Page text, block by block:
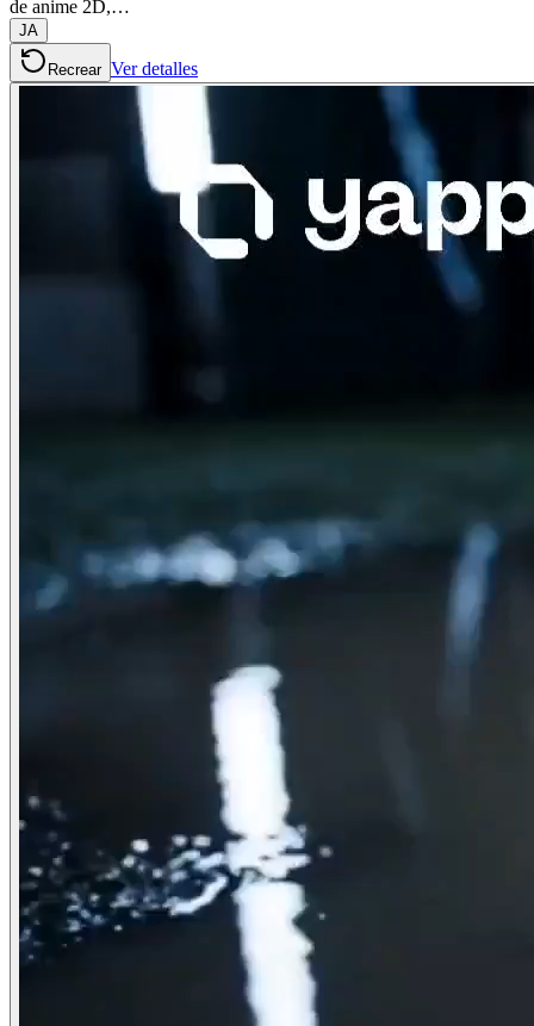
de anime 2D,…
JA
Recrear Ver detalles